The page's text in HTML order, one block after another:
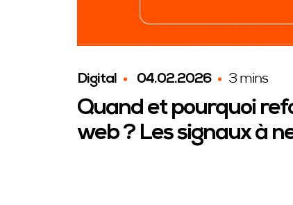
Digital 04.02.2026 3 mins
Quand et pourquoi
web ? Les signaux à